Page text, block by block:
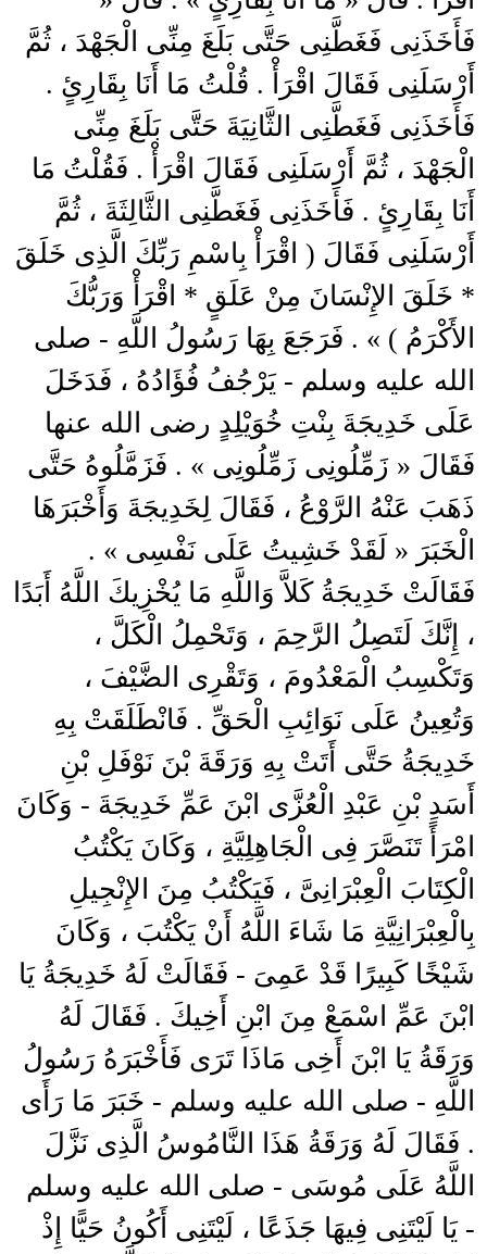
فَأَخَذَنِى فَغَطَّنِى حَتَّى بَلَغَ مِنِّى الْجَهْدَ ، ثُمَّ
أَرْسَلَنِى فَقَالَ اقْرَأْ . قُلْتُ مَا أَنَا بِقَارِئٍ .
فَأَخَذَنِى فَغَطَّنِى الثَّانِيَةَ حَتَّى بَلَغَ مِنِّى
الْجَهْدَ ، ثُمَّ أَرْسَلَنِى فَقَالَ اقْرَأْ . فَقُلْتُ مَا
أَنَا بِقَارِئٍ . فَأَخَذَنِى فَغَطَّنِى الثَّالِثَةَ ، ثُمَّ
أَرْسَلَنِى فَقَالَ ( اقْرَأْ بِاسْمِ رَبِّكَ الَّذِى خَلَقَ
* خَلَقَ الإِنْسَانَ مِنْ عَلَقٍ * اقْرَأْ وَرَبُّكَ
الأَكْرَمُ ) » . فَرَجَعَ بِهَا رَسُولُ اللَّهِ - صلى
الله عليه وسلم - يَرْجُفُ فُؤَادُهُ ، فَدَخَلَ
عَلَى خَدِيجَةَ بِنْتِ خُوَيْلِدٍ رضى الله عنها
فَقَالَ « زَمِّلُونِى زَمِّلُونِى » . فَزَمَّلُوهُ حَتَّى
ذَهَبَ عَنْهُ الرَّوْعُ ، فَقَالَ لِخَدِيجَةَ وَأَخْبَرَهَا
الْخَبَرَ « لَقَدْ خَشِيتُ عَلَى نَفْسِى » .
فَقَالَتْ خَدِيجَةُ كَلاَّ وَاللَّهِ مَا يُخْزِيكَ اللَّهُ أَبَدًا
، إِنَّكَ لَتَصِلُ الرَّحِمَ ، وَتَحْمِلُ الْكَلَّ ،
وَتَكْسِبُ الْمَعْدُومَ ، وَتَقْرِى الضَّيْفَ ،
وَتُعِينُ عَلَى نَوَائِبِ الْحَقِّ . فَانْطَلَقَتْ بِهِ
خَدِيجَةُ حَتَّى أَتَتْ بِهِ وَرَقَةَ بْنَ نَوْفَلِ بْنِ
أَسَدِ بْنِ عَبْدِ الْعُزَّى ابْنَ عَمِّ خَدِيجَةَ - وَكَانَ
امْرَأً تَنَصَّرَ فِى الْجَاهِلِيَّةِ ، وَكَانَ يَكْتُبُ
الْكِتَابَ الْعِبْرَانِىَّ ، فَيَكْتُبُ مِنَ الإِنْجِيلِ
بِالْعِبْرَانِيَّةِ مَا شَاءَ اللَّهُ أَنْ يَكْتُبَ ، وَكَانَ
شَيْخًا كَبِيرًا قَدْ عَمِىَ - فَقَالَتْ لَهُ خَدِيجَةُ يَا
ابْنَ عَمِّ اسْمَعْ مِنَ ابْنِ أَخِيكَ . فَقَالَ لَهُ
وَرَقَةُ يَا ابْنَ أَخِى مَاذَا تَرَى فَأَخْبَرَهُ رَسُولُ
اللَّهِ - صلى الله عليه وسلم - خَبَرَ مَا رَأَى
. فَقَالَ لَهُ وَرَقَةُ هَذَا النَّامُوسُ الَّذِى نَزَّلَ
اللَّهُ عَلَى مُوسَى - صلى الله عليه وسلم
- يَا لَيْتَنِى فِيهَا جَذَعًا ، لَيْتَنِى أَكُونُ حَيًّا إِذْ